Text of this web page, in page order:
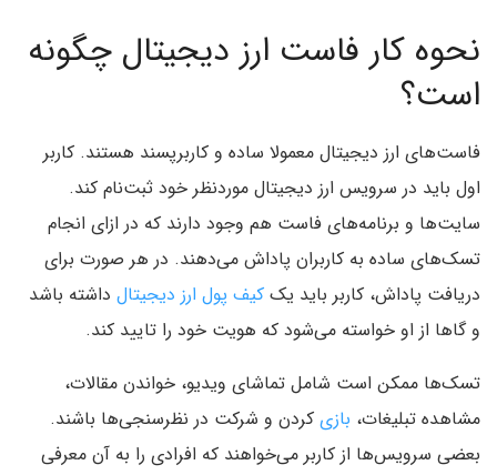
نحوه کار فاست ارز دیجیتال چگونه
است؟
فاست‌های ارز دیجیتال معمولا ساده و کاربرپسند هستند. کاربر
اول باید در سرویس ارز دیجیتال موردنظر خود ثبت‌نام کند.
سایت‌ها و برنامه‌های فاست هم وجود دارند که در ازای انجام
تسک‌های ساده به کاربران پاداش می‌دهند. در هر صورت برای
دریافت پاداش، کاربر باید یک کیف پول ارز دیجیتال داشته باشد
و گاها از او خواسته می‌شود که هویت خود را تایید کند.
تسک‌ها ممکن است شامل تماشای ویدیو، خواندن مقالات،
مشاهده تبلیغات، بازی کردن و شرکت در نظرسنجی‌ها باشند.
بعضی سرویس‌ها از کاربر می‌خواهند که افرادی را به آن معرفی